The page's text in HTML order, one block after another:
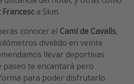
Francesca 5km.
conocer el Camí de Cavalls,
dividido en veinte
llevar deportivas
paseo te encantará pero
para poder disfrutarlo.